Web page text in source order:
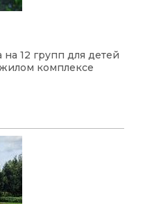
на 12 групп для детей
жилом комплексе